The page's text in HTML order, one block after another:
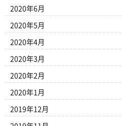
2020年6月
2020年5月
2020年4月
2020年3月
2020年2月
2020年1月
2019年12月